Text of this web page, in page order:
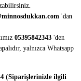
'dan
05395842343 'den
yalnızca Whatsapp
(Siparişlerinizle ilgili